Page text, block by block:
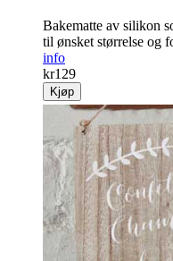
Bakematte av silikon
til ønsket størrelse og
info
kr129
Kjøp